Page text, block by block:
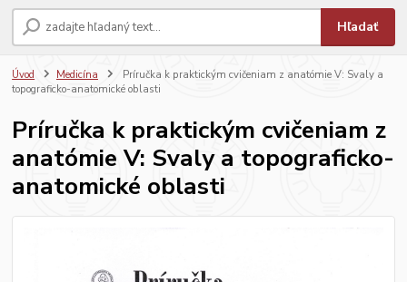
Hľadať
Úvod Medicína
Príručka k praktickým cvičeniam z anatómie V: Svaly a
topograficko-anatomické oblasti
Príručka k praktickým cvičeniam z
anatómie V: Svaly a topograficko-
anatomické oblasti